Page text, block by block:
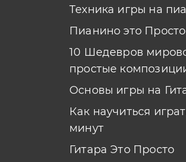
Техника игры на
Пианино это
10 Шедевров
простые
Основы игры на
Как научиться
минут
Гитара Это Просто